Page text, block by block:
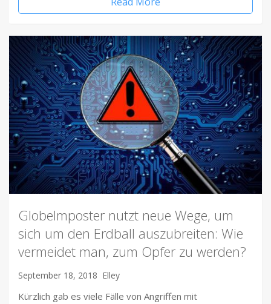
Globelmposter nutzt neue Wege, um
sich um den Erdball auszubreiten: Wie
vermeidet man, zum Opfer zu werden?
September 18, 2018 Elley
Kürzlich gab es viele Fälle von Angriffen mit